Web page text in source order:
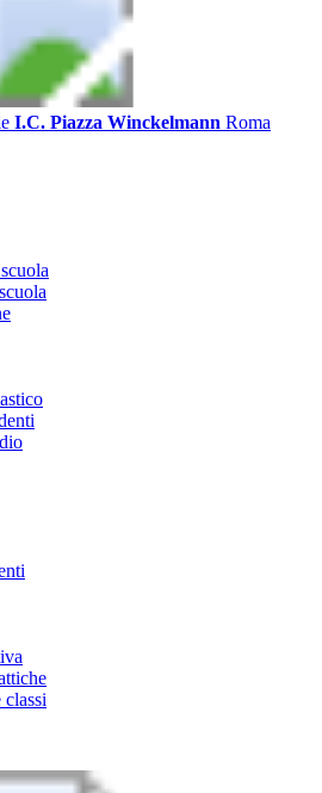
I.C. Piazza Winckelmann Roma